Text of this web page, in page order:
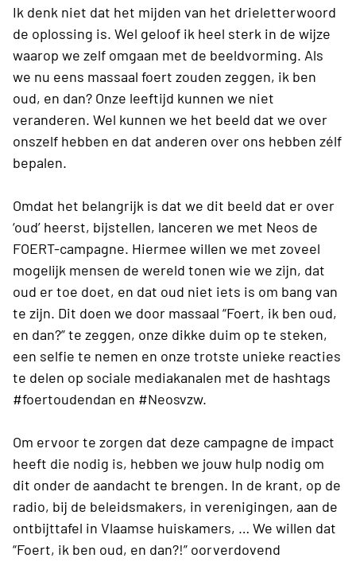
Ik denk niet dat het mijden van het drieletterwoord
de oplossing is. Wel geloof ik heel sterk in de wijze
waarop we zelf omgaan met de beeldvorming. Als
we nu eens massaal foert zouden zeggen, ik ben
oud, en dan? Onze leeftijd kunnen we niet
veranderen. Wel kunnen we het beeld dat we over
onszelf hebben en dat anderen over ons hebben zélf
bepalen.
Omdat het belangrijk is dat we dit beeld dat er over
‘oud’ heerst, bijstellen, lanceren we met Neos de
FOERT-campagne. Hiermee willen we met zoveel
mogelijk mensen de wereld tonen wie we zijn, dat
oud er toe doet, en dat oud niet iets is om bang van
te zijn. Dit doen we door massaal “Foert, ik ben oud,
en dan?” te zeggen, onze dikke duim op te steken,
een selfie te nemen en onze trotste unieke reacties
te delen op sociale mediakanalen met de hashtags
#foertoudendan en #Neosvzw.
Om ervoor te zorgen dat deze campagne de impact
heeft die nodig is, hebben we jouw hulp nodig om
dit onder de aandacht te brengen. In de krant, op de
radio, bij de beleidsmakers, in verenigingen, aan de
ontbijttafel in Vlaamse huiskamers, … We willen dat
“Foert, ik ben oud, en dan?!” oorverdovend